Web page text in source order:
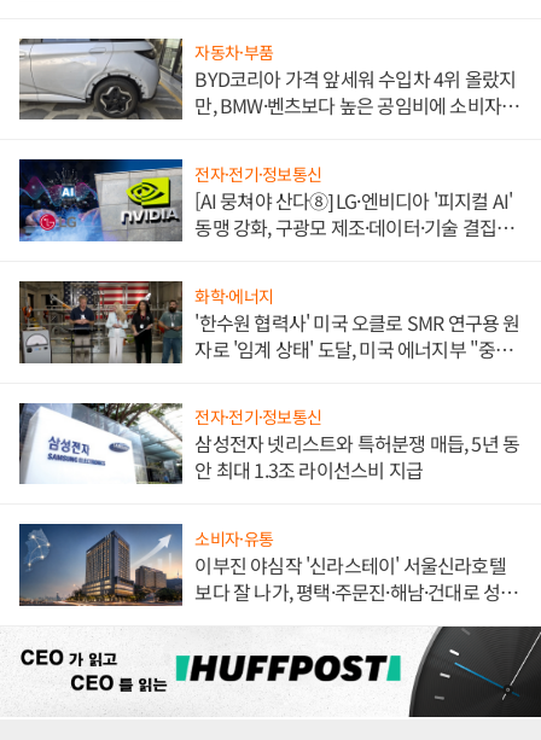
자동차·부품
BYD코리아 가격 앞세워 수입차 4위 올랐지
만, BMW·벤츠보다 높은 공임비에 소비자
전자·전기·정보통신
[AI 뭉쳐야 산다⑧] LG·엔비디아 '피지컬 AI'
동맹 강화, 구광모 제조·데이터·기술 결집
화학·에너지
'한수원 협력사' 미국 오클로 SMR 연구용 원
자로 '임계 상태' 도달, 미국 에너지부 "중요
전자·전기·정보통신
삼성전자 넷리스트와 특허분쟁 매듭, 5년 동
안 최대 1.3조 라이선스비 지급
소비자·유통
이부진 야심작 '신라스테이' 서울신라호텔
보다 잘 나가, 평택·주문진·해남·건대로 성